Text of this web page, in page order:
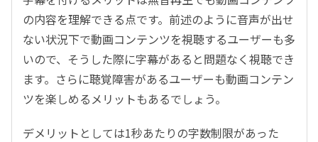
の内容を理解できる点です。前述のように音声が出せ
ない状況下で動画コンテンツを視聴するユーザーも多
いので、そうした際に字幕があると問題なく視聴でき
ます。さらに聴覚障害があるユーザーも動画コンテン
ツを楽しめるメリットもあるでしょう。
デメリットとしては1秒あたりの字数制限があった